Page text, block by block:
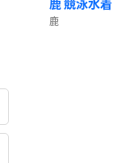
鹿 競泳水着
鹿